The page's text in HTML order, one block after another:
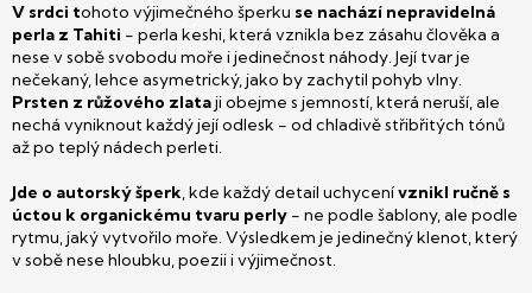
V srdci tohoto výjimečného šperku se nachází nepravidelná
perla z Tahiti - perla keshi, která vznikla bez zásahu člověka a
nese v sobě svobodu moře i jedinečnost náhody. Její tvar je
nečekaný, lehce asymetrický, jako by zachytil pohyb vlny.
Prsten z růžového zlataji obejme s jemností, která neruší, ale
nechá vyniknout každý její odlesk - od chladivě střibřitých tónů
až po teplý nádech perleti.
Jde o autorský šperk, kde každý detail uchycenívznikl ručně s
úctou k organickému tvaru perly - ne podle šablony, ale podle
rytmu, jaký vytvořilo moře. Výsledkem je jedinečný klenot, který
v sobě nese hloubku, poezii i výjimečnost.